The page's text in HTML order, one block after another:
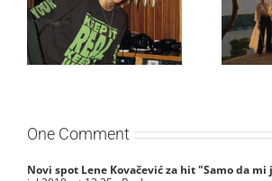
Ellie Goulding otkriva
nežniju stranu novim
singlom „4 Seasons“
singl
One Comment
Novi spot Lene Kovačević za hit "Samo da mi